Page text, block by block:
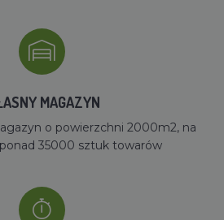
MAGAZYN
o powierzchni 2000m2, na
35000 sztuk towarów